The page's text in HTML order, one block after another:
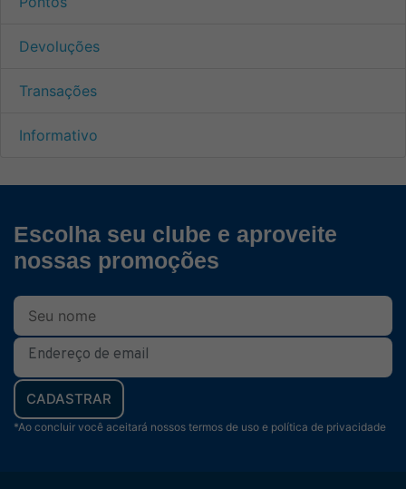
Devoluções
Transações
Informativo
Escolha seu clube e aproveite
nossas promoções
CADASTRAR
*Ao concluir você aceitará nossos termos de uso e política de privacidade